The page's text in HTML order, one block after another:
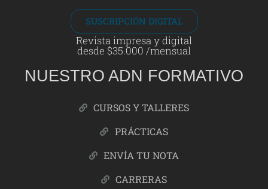
SUSCRIPCIÓN DIGITAL
Revista impresa y digital
desde $35.000 /mensual
NUESTRO ADN FORMATIVO
CURSOS Y TALLERES
PRÁCTICAS
ENVÍA TU NOTA
CARRERAS